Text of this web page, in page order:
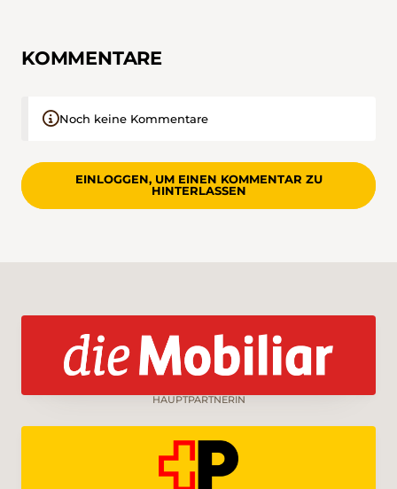
KOMMENTARE
Noch keine Kommentare
EINLOGGEN, UM EINEN KOMMENTAR ZU
HINTERLASSEN
HAUPTPARTNERIN